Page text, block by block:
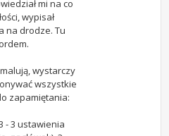
mi na co
wypisał
na drodze. Tu
wystarczy
wszystkie
zapamiętania:
- 3 ustawienia